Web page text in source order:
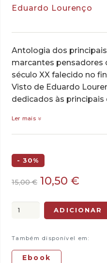
Eduardo Lourenço
Antologia dos
marcantes pensadores
século XX falecido no
Visto de Eduardo
dedicados às
Ler mais
- 30%
15,00€ O
original
era:
10,50 €
atual
é:
Quantidade
Ser
ADICIONAR
Também disponível em:
Ebook